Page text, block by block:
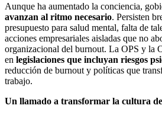
Aunque ha aumentado la conciencia,
avanzan al ritmo necesario. Persisten
presupuesto para salud mental, falta de
acciones empresariales aisladas que no
organizacional del burnout. La OPS y la
en legislaciones que incluyan riesgos
reducción de burnout y políticas que
trabajo.
Un llamado a transformar la cultura